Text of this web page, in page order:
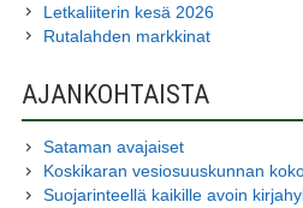
Letkaliiterin kesä 2026
Rutalahden markkinat
AJANKOHTAISTA
Sataman avajaiset
Koskikaran vesiosuuskunnan
Suojarinteellä kaikille avoin